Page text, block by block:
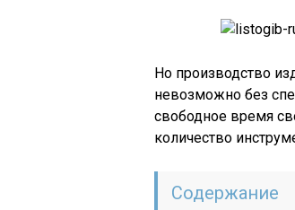
Но производство
невозможно без
свободное время
количество
Содержание